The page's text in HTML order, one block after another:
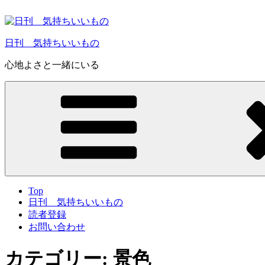
ン
ン
ツ
へ
ス
日刊 気持ちいいもの
心地よさと一緒にいる
Top
日刊 気持ちいいもの
読者登録
お問い合わせ
カテゴリー: 景色